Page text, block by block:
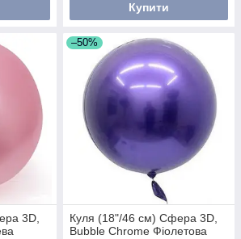
Купити
3D,
–50%
Куля (18"/46 см) Сфера 3D,
Bubble Chrome Фіолетова